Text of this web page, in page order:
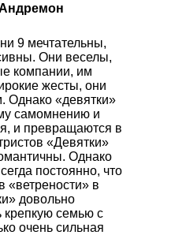
9 мечтательны,
Они веселы,
компании, им
жесты, они
Однако «девятки»
самомнению и
и превращаются в
«Девятки»
Однако
постоянно, что
«ветрености» в
довольно
крепкую семью с
очень сильная